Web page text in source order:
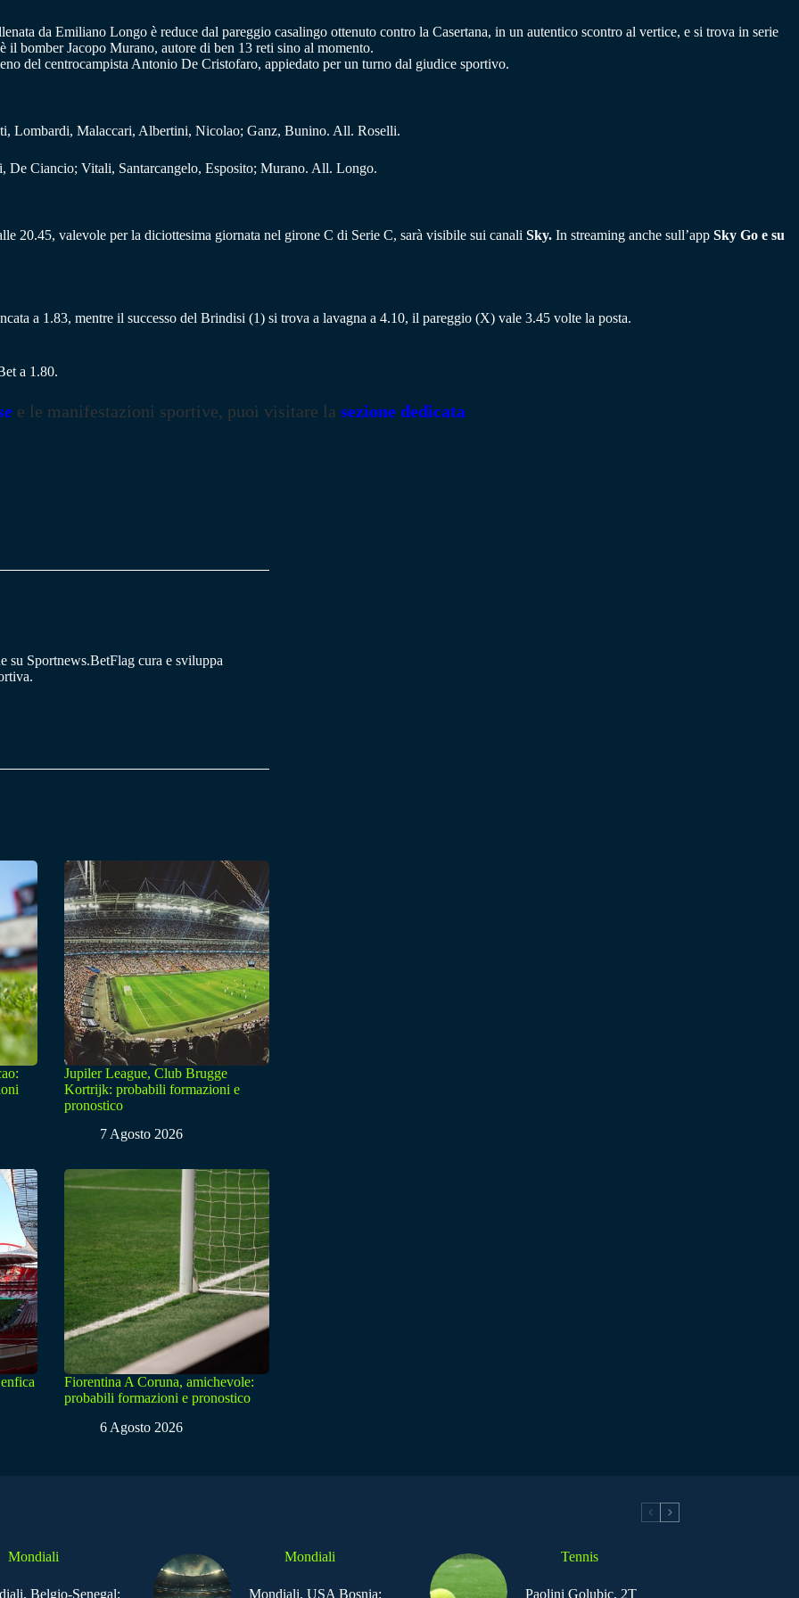
da Emiliano Longo è reduce dal pareggio casalingo ottenuto contro la Casertana, in un autentico scontro al vertice, e si trova in serie
il bomber Jacopo Murano, autore di ben 13 reti sino al momento.
del centrocampista Antonio De Cristofaro, appiedato per un turno dal giudice sportivo.
Lombardi, Malaccari, Albertini, Nicolao; Ganz, Bunino. All. Roselli.
Ciancio; Vitali, Santarcangelo, Esposito; Murano. All. Longo.
20.45, valevole per la diciottesima giornata nel girone C di Serie C, sarà visibile sui canali Sky. In streaming anche sull’app Sky Go e su
a 1.83, mentre il successo del Brindisi (1) si trova a lavagna a 4.10, il pareggio (X) vale 3.45 volte la posta.
a 1.80.
e le manifestazioni sportive, puoi visitare la sezione dedicata
su Sportnews.BetFlag cura e sviluppa
Jupiler League, Club Brugge
Kortrijk: probabili formazioni e
pronostico
7 Agosto 2026
Fiorentina A Coruna, amichevole:
probabili formazioni e pronostico
6 Agosto 2026
Mondiali
Belgio-Senegal:
Mondiali
Mondiali, USA Bosnia:
Tennis
Paolini Golubic, 2T